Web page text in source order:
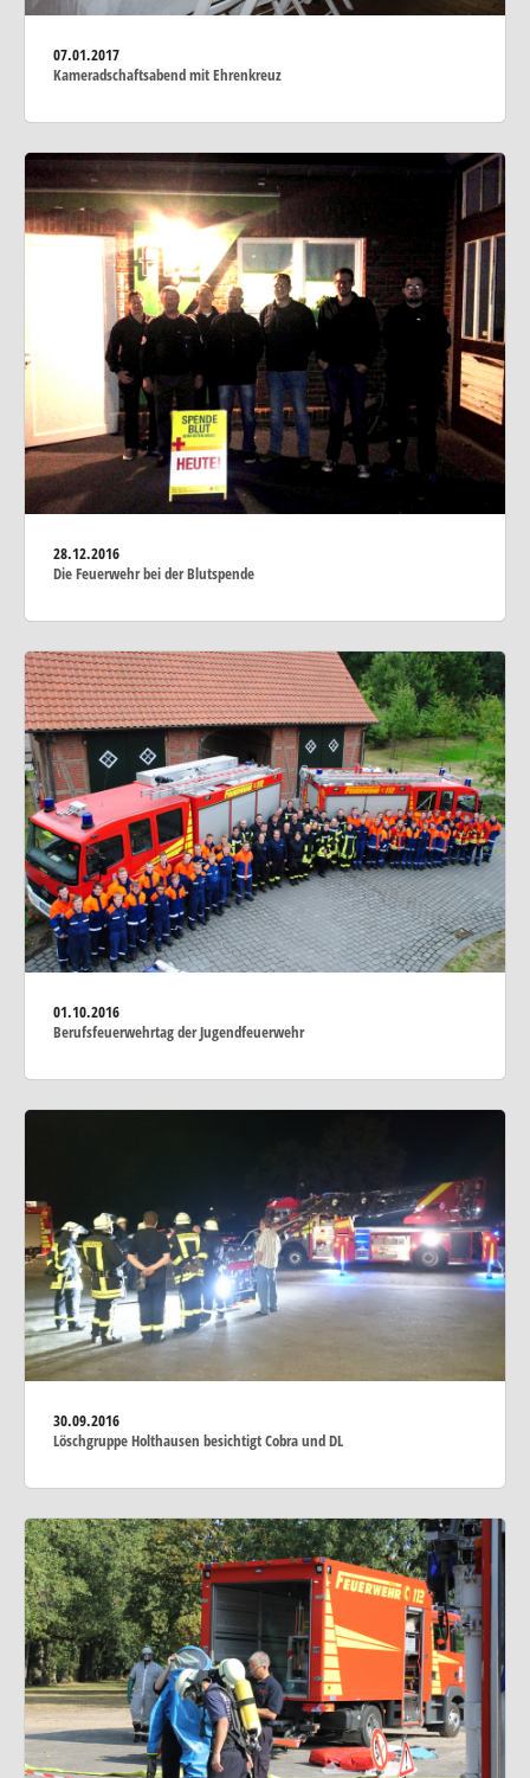
07.01.2017
Kameradschaftsabend mit Ehrenkreuz
28.12.2016
Die Feuerwehr bei der Blutspende
01.10.2016
Berufsfeuerwehrtag der Jugendfeuerwehr
30.09.2016
Löschgruppe Holthausen besichtigt Cobra und DL